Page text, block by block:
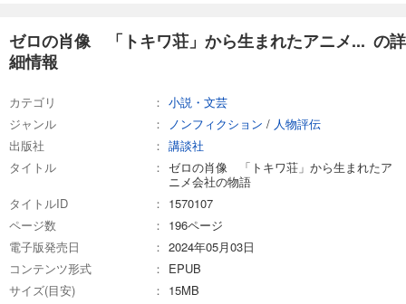
ゼロの肖像 「トキワ荘」から生まれたアニメ... の詳
細情報
カテゴリ
小説・文芸
ジャンル
ノンフィクション / 人物評伝
出版社
講談社
タイトル
ゼロの肖像 「トキワ荘」から生まれたア
ニメ会社の物語
タイトルID
1570107
ページ数
196ページ
電子版発売日
2024年05月03日
コンテンツ形式
EPUB
サイズ(目安)
15MB